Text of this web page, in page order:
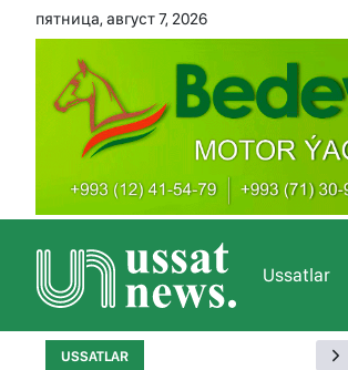
пятница, август 7, 2026
Ussatlar
USSATLAR